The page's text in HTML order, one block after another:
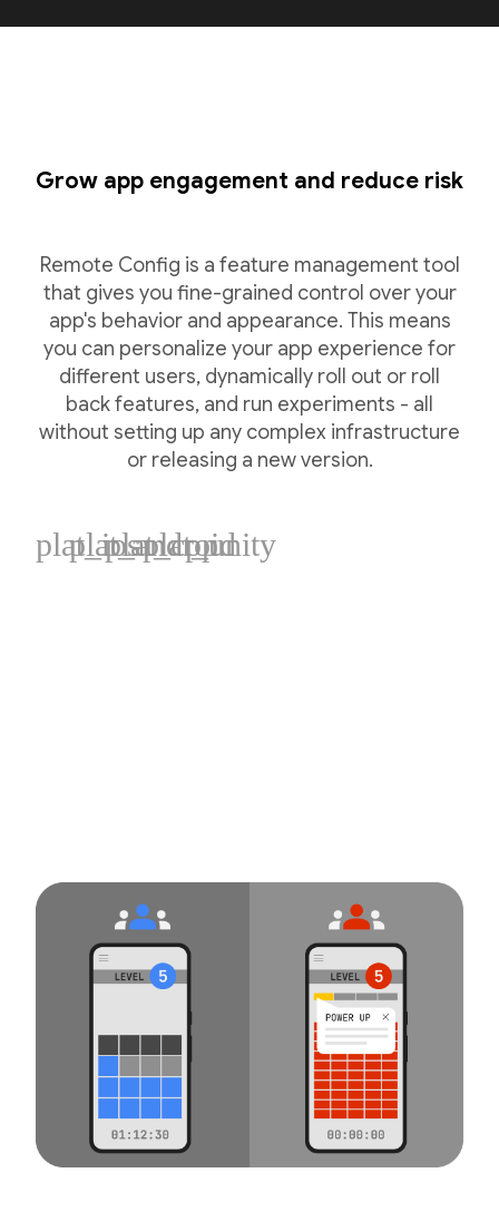
Grow app engagement and reduce risk
Remote Config is a feature management tool
that gives you fine-grained control over your
app's behavior and appearance. This means
you can personalize your app experience for
different users, dynamically roll out or roll
back features, and run experiments - all
without setting up any complex infrastructure
or releasing a new version.
plat_ios
plat_android
plat_cpp
plat_unity